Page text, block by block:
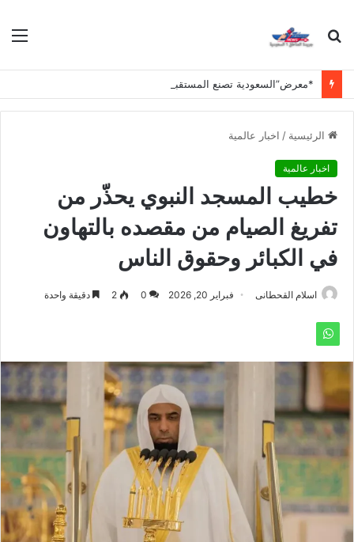
بحث
الرئيسية / اخبار عالمية
اخبار عالمية
خطيب المسجد النبوي يحذّر من
تفريغ الصيام من مقصده بالتهاون
في الكبائر وحقوق الناس
اسلام القحطانى فبراير 20, 2026 0
2 دقيقة واحدة